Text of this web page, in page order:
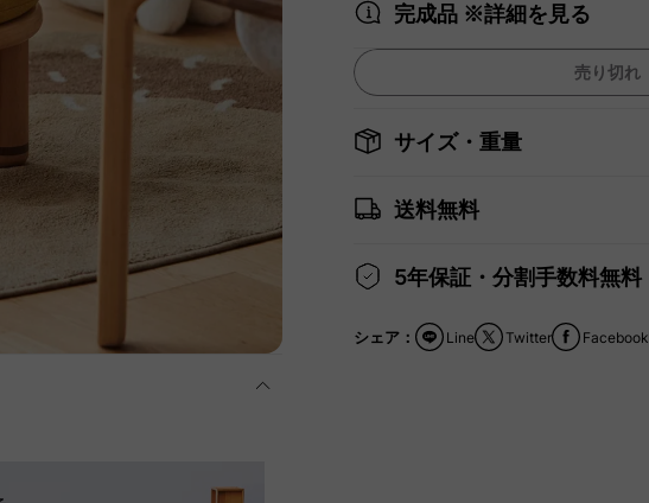
完成品 ※詳細を見る
売り切れ
サイズ・重量
送料無料
5年保証・分割手数料無料
シェア： Facebook
Twitter
Line